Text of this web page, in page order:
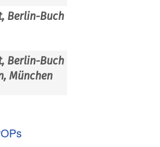
Berlin-Buch
Berlin-Buch
München